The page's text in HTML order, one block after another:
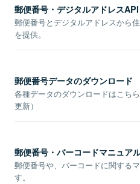
郵便番号・デジタルアドレスAPI
郵便番号とデジタルアドレスから
を提供。
郵便番号データのダウンロード
各種データのダウンロードはこち
更新）
郵便番号・バーコードマニュア
郵便番号や、バーコードに関する
す。